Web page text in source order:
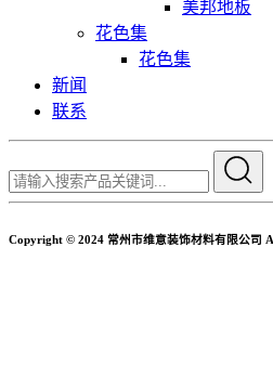
美邦地板
花色集
花色集
新闻
联系
Copyright © 2024 常州市维意装饰材料有限公司